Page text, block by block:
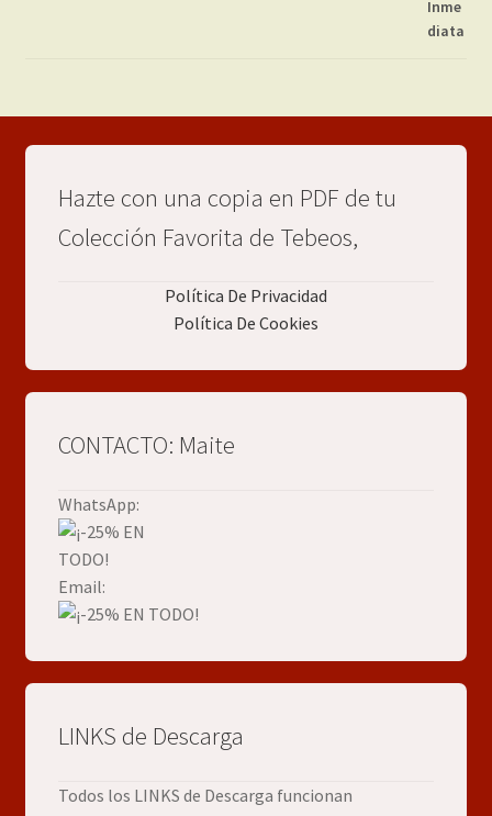
Hazte con una copia en PDF de tu
Colección Favorita de Tebeos,
Política De Privacidad
Política De Cookies
CONTACTO: Maite
WhatsApp:
Email:
LINKS de Descarga
Todos los LINKS de Descarga funcionan